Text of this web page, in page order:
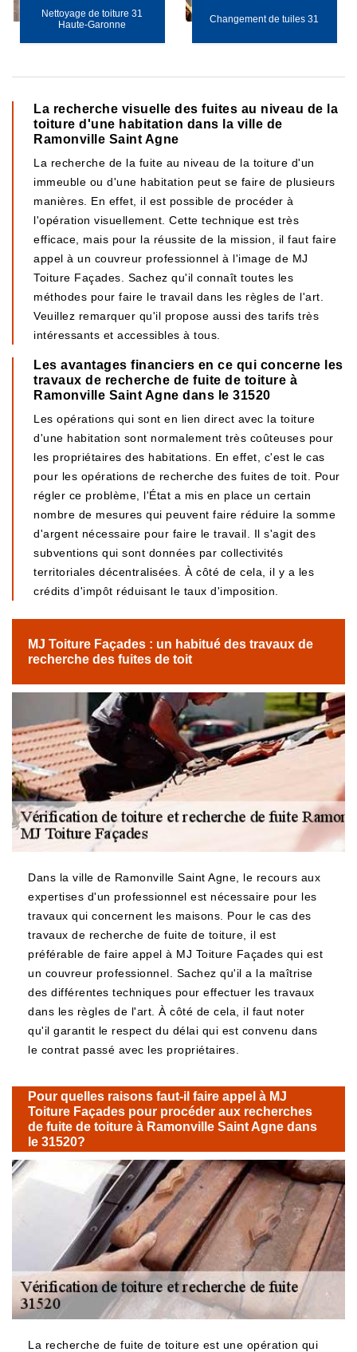
Nettoyage de toiture 31
Haute-Garonne
Changement de tuiles 31
La recherche visuelle des fuites au niveau de la
toiture d'une habitation dans la ville de
Ramonville Saint Agne
La recherche de la fuite au niveau de la toiture d'un
immeuble ou d'une habitation peut se faire de plusieurs
manières. En effet, il est possible de procéder à
l'opération visuellement. Cette technique est très
efficace, mais pour la réussite de la mission, il faut faire
appel à un couvreur professionnel à l'image de MJ
Toiture Façades. Sachez qu'il connaît toutes les
méthodes pour faire le travail dans les règles de l'art.
Veuillez remarquer qu'il propose aussi des tarifs très
intéressants et accessibles à tous.
Les avantages financiers en ce qui concerne les
travaux de recherche de fuite de toiture à
Ramonville Saint Agne dans le 31520
Les opérations qui sont en lien direct avec la toiture
d'une habitation sont normalement très coûteuses pour
les propriétaires des habitations. En effet, c'est le cas
pour les opérations de recherche des fuites de toit. Pour
régler ce problème, l'État a mis en place un certain
nombre de mesures qui peuvent faire réduire la somme
d'argent nécessaire pour faire le travail. Il s'agit des
subventions qui sont données par collectivités
territoriales décentralisées. À côté de cela, il y a les
crédits d'impôt réduisant le taux d'imposition.
MJ Toiture Façades : un habitué des travaux de
recherche des fuites de toit
Dans la ville de Ramonville Saint Agne, le recours aux
expertises d'un professionnel est nécessaire pour les
travaux qui concernent les maisons. Pour le cas des
travaux de recherche de fuite de toiture, il est
préférable de faire appel à MJ Toiture Façades qui est
un couvreur professionnel. Sachez qu'il a la maîtrise
des différentes techniques pour effectuer les travaux
dans les règles de l'art. À côté de cela, il faut noter
qu'il garantit le respect du délai qui est convenu dans
le contrat passé avec les propriétaires.
Pour quelles raisons faut-il faire appel à MJ
Toiture Façades pour procéder aux recherches
de fuite de toiture à Ramonville Saint Agne dans
le 31520?
La recherche de fuite de toiture est une opération qui